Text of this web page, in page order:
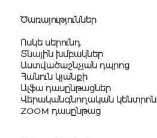
Ծառայություններ
Ոսկե սերունդ
Տնային խմբակներ
Աստվածաշնչյան դպրոց
Հանուն կյանքի
Ալֆա դասընթացներ
Վերականգնողական կենտրոն
ZOOM դասընթաց